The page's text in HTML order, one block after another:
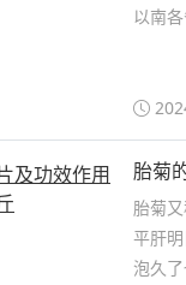
以南
胎菊
胎菊
平肝
泡久